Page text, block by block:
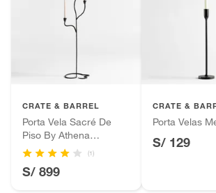
CRATE & BARREL
Porta Vela Sacré De
Piso By Athena
Calderone
(1)
S/ 899
CRATE &
Porta Velas
S/ 129